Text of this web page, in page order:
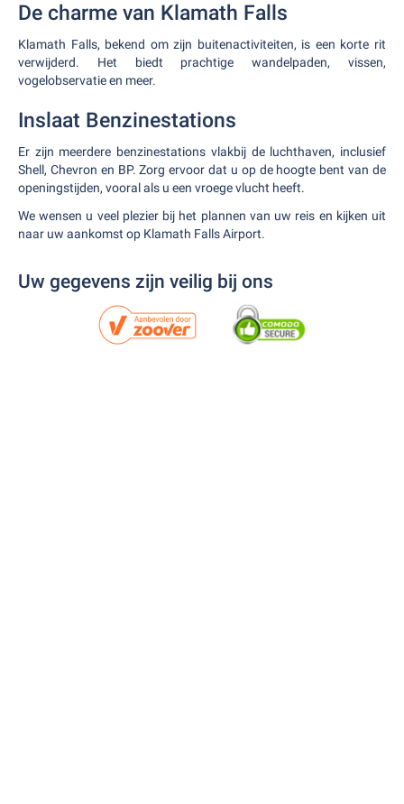
De charme van Klamath Falls
Klamath Falls, bekend om zijn buitenactiviteiten, is een korte rit
verwijderd. Het biedt prachtige wandelpaden, vissen,
vogelobservatie en meer.
Inslaat Benzinestations
Er zijn meerdere benzinestations vlakbij de luchthaven, inclusief
Shell, Chevron en BP. Zorg ervoor dat u op de hoogte bent van de
openingstijden, vooral als u een vroege vlucht heeft.
We wensen u veel plezier bij het plannen van uw reis en kijken uit
naar uw aankomst op Klamath Falls Airport.
Uw gegevens zijn veilig bij ons